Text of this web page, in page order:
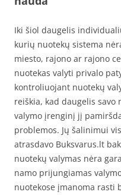
Iki šiol daugelis
kurių nuotekų sistema
miesto, rajono ar rajono
nuotekas valyti privalo
kontroliuojant nuotekų
reiškia, kad daugelis savo
valymo įrenginį jį
problemos. Jų šalinimui
atrasdavo Buksvarus.lt
nuotekų valymas nėra
namo prijungiamas
nuotekose įmanoma rasti